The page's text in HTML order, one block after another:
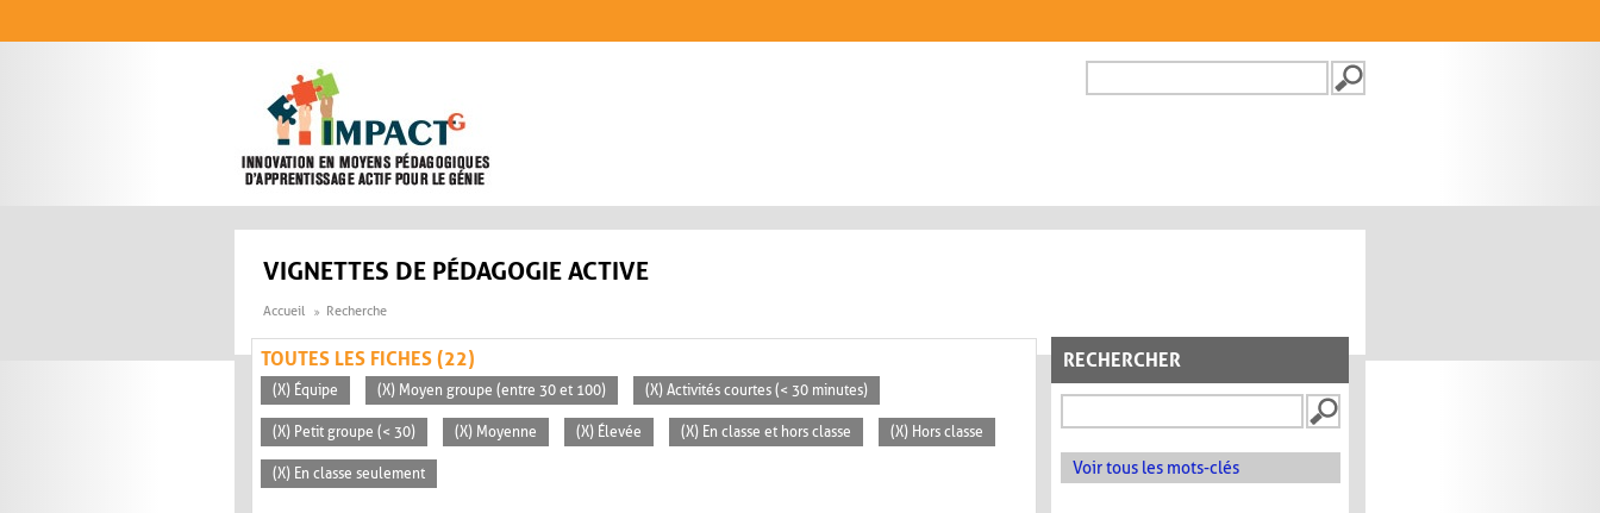
FORMULAIRE DE
VIGNETTES DE PÉDAGOGIE ACTIVE
Accueil Recherche
RECHERCHER
Voir tous les mots-clés
TOUTES LES FICHES (22)
(X) Équipe (X) Moyen groupe (entre 30 et 100) (X) Activités courtes (< 30 minutes)
(X) Petit groupe (< 30) (X) Moyenne (X) Élevée (X) En classe et hors classe (X) Hors classe
(X) En classe seulement